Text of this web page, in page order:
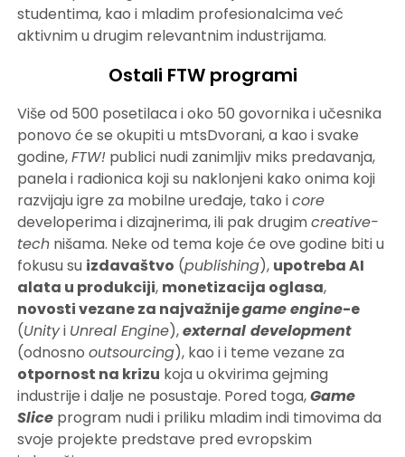
studentima, kao i mladim profesionalcima već
aktivnim u drugim relevantnim industrijama.
Ostali FTW programi
Više od 500 posetilaca i oko 50 govornika i učesnika
ponovo će se okupiti u mtsDvorani, a kao i svake
godine,FTW! publici nudi zanimljiv miks predavanja,
panela i radionica koji su naklonjeni kako onima koji
razvijaju igre za mobilne uređaje, tako icore
developerima i dizajnerima, ili pak drugimcreative-
tech nišama. Neke od tema koje će ove godine biti u
fokusu su izdavaštvo (publishing), upotreba AI
alata u produkciji, monetizacija oglasa,
novosti vezane za najvažnijegame engine-e
(Unityi Unreal Engine),external development
(odnosnooutsourcing), kao i i teme vezane za
otpornost na krizu koja u okvirima gejming
industrije i dalje ne posustaje. Pored toga,Game
Slice program nudi i priliku mladim indi timovima da
svoje projekte predstave pred evropskim